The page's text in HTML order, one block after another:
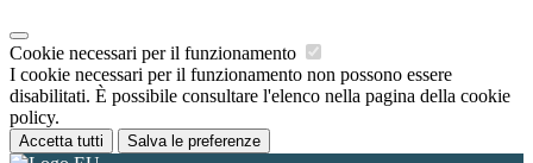
Cookie necessari per il funzionamento
I cookie necessari per il funzionamento non possono essere
disabilitati. È possibile consultare l'elenco nella pagina della cookie
policy.
Accetta tutti Salva le preferenze